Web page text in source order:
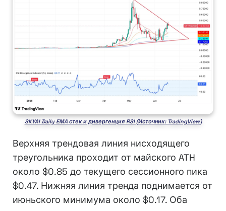
SKYAI Daily EMA стек и дивергенция RSI (Источник: TradingView)
Верхняя трендовая линия нисходящего
треугольника проходит от майского ATH
около $0.85 до текущего сессионного пика
$0.47. Нижняя линия тренда поднимается от
июньского минимума около $0.17. Оба